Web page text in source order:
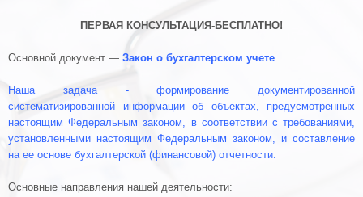
ПЕРВАЯ КОНСУЛЬТАЦИЯ-БЕСПЛАТНО!
Основной документ — Закон о бухгалтерском учете.
Наша задача - формирование документированной
систематизированной информации об объектах, предусмотренных
настоящим Федеральным законом, в соответствии с требованиями,
установленными настоящим Федеральным законом, и составление
на ее основе бухгалтерской (финансовой) отчетности.
Основные направления нашей деятельности: